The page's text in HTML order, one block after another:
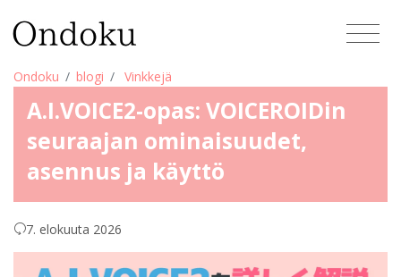
Ondoku blogi Vinkkejä
A.I.VOICE2-opas: VOICEROIDin
seuraajan ominaisuudet,
asennus ja käyttö
7. elokuuta 2026